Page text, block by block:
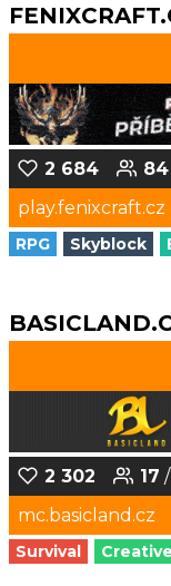
2 684 84
play.fenixcraft.cz
RPG Skyblock
2 302 17
mc.basicland.cz
Survival Creative